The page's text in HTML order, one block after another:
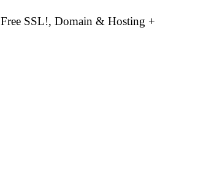
SSL!, Domain & Hosting +